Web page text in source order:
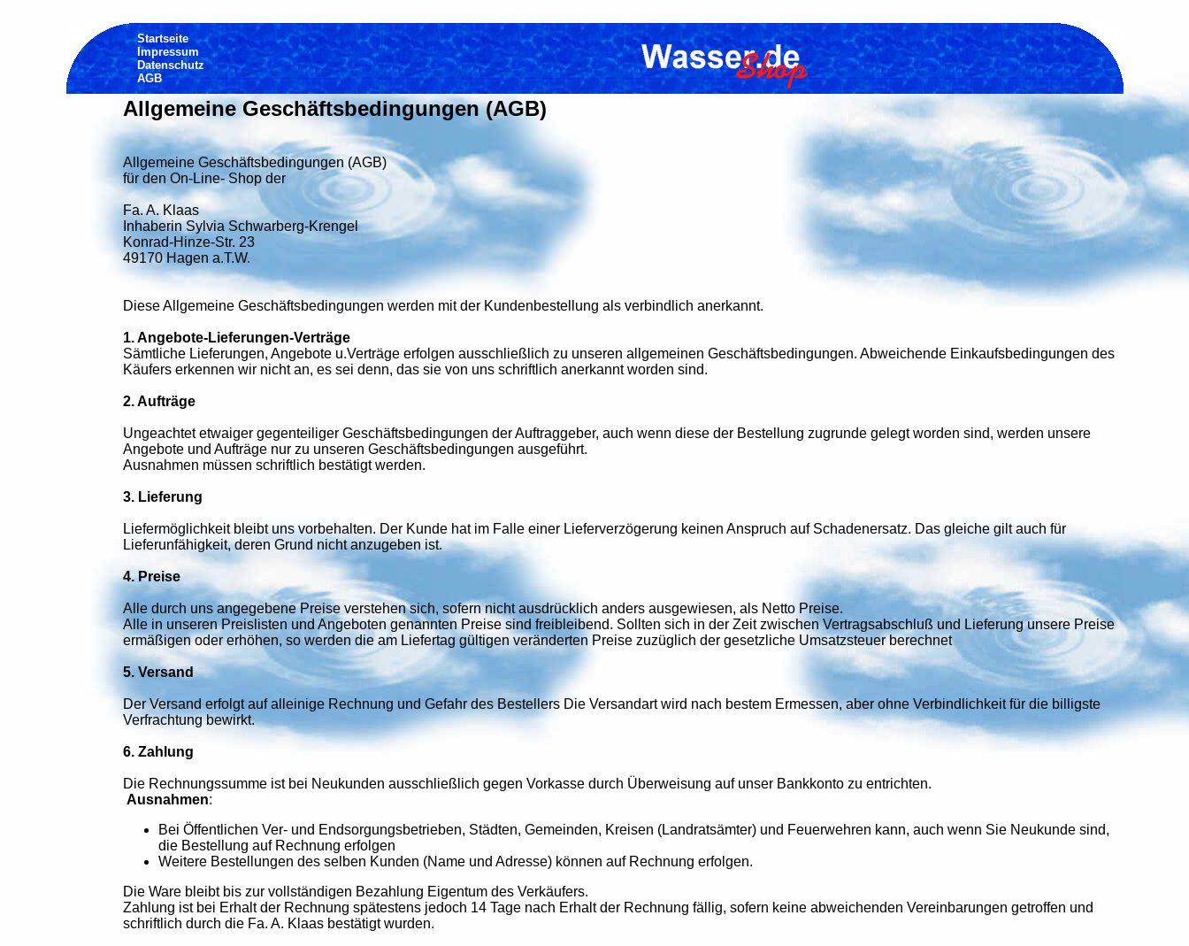
Startseite
Impressum
Datenschutz
AGB
Allgemeine Geschäftsbedingungen (AGB)
Allgemeine Geschäftsbedingungen (AGB)
für den On-Line- Shop der
Fa. A. Klaas
Inhaberin Sylvia Schwarberg-Krengel
Konrad-Hinze-Str. 23
49170 Hagen a.T.W.
Diese Allgemeine Geschäftsbedingungen werden mit der Kundenbestellung als verbindlich anerkannt.
1. Angebote-Lieferungen-Verträge
Sämtliche Lieferungen, Angebote u.Verträge erfolgen ausschließlich zu unseren allgemeinen Geschäftsbedingungen. Abweichende Einkaufsbedingungen des
Käufers erkennen wir nicht an, es sei denn, das sie von uns schriftlich anerkannt worden sind.
2. Aufträge
Ungeachtet etwaiger gegenteiliger Geschäftsbedingungen der Auftraggeber, auch wenn diese der Bestellung zugrunde gelegt worden sind, werden unsere
Angebote und Aufträge nur zu unseren Geschäftsbedingungen ausgeführt.
Ausnahmen müssen schriftlich bestätigt werden.
3. Lieferung
Liefermöglichkeit bleibt uns vorbehalten. Der Kunde hat im Falle einer Lieferverzögerung keinen Anspruch auf Schadenersatz. Das gleiche gilt auch für
Lieferunfähigkeit, deren Grund nicht anzugeben ist.
4. Preise
Alle durch uns angegebene Preise verstehen sich, sofern nicht ausdrücklich anders ausgewiesen, als Netto Preise.
Alle in unseren Preislisten und Angeboten genannten Preise sind freibleibend. Sollten sich in der Zeit zwischen Vertragsabschluß und Lieferung unsere Preise
ermäßigen oder erhöhen, so werden die am Liefertag gültigen veränderten Preise zuzüglich der gesetzliche Umsatzsteuer berechnet
5. Versand
Der Versand erfolgt auf alleinige Rechnung und Gefahr des Bestellers Die Versandart wird nach bestem Ermessen, aber ohne Verbindlichkeit für die billigste
Verfrachtung bewirkt.
6. Zahlung
Die Rechnungssumme ist bei Neukunden ausschließlich gegen Vorkasse durch Überweisung auf unser Bankkonto zu entrichten.
Ausnahmen:
Bei Öffentlichen Ver- und Endsorgungsbetrieben, Städten, Gemeinden, Kreisen (Landratsämter) und Feuerwehren kann, auch wenn Sie Neukunde sind,
die Bestellung auf Rechnung erfolgen
Weitere Bestellungen des selben Kunden (Name und Adresse) können auf Rechnung erfolgen.
Die Ware bleibt bis zur vollständigen Bezahlung Eigentum des Verkäufers.
Zahlung ist bei Erhalt der Rechnung spätestens jedoch 14 Tage nach Erhalt der Rechnung fällig, sofern keine abweichenden Vereinbarungen getroffen und
schriftlich durch die Fa. A. Klaas bestätigt wurden.